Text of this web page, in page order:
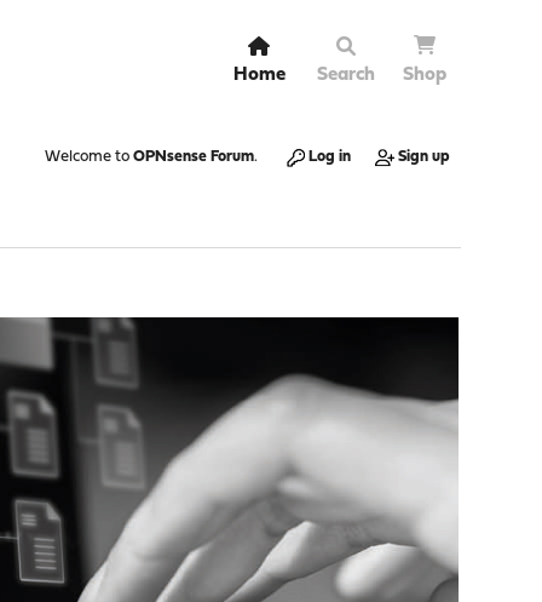
Home Search Shop
Welcome to OPNsense Forum. Log in Sign up